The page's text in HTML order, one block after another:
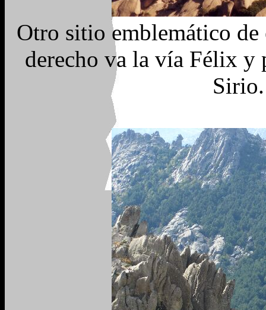
Otro sitio emblemático de
derecho va la vía Félix y